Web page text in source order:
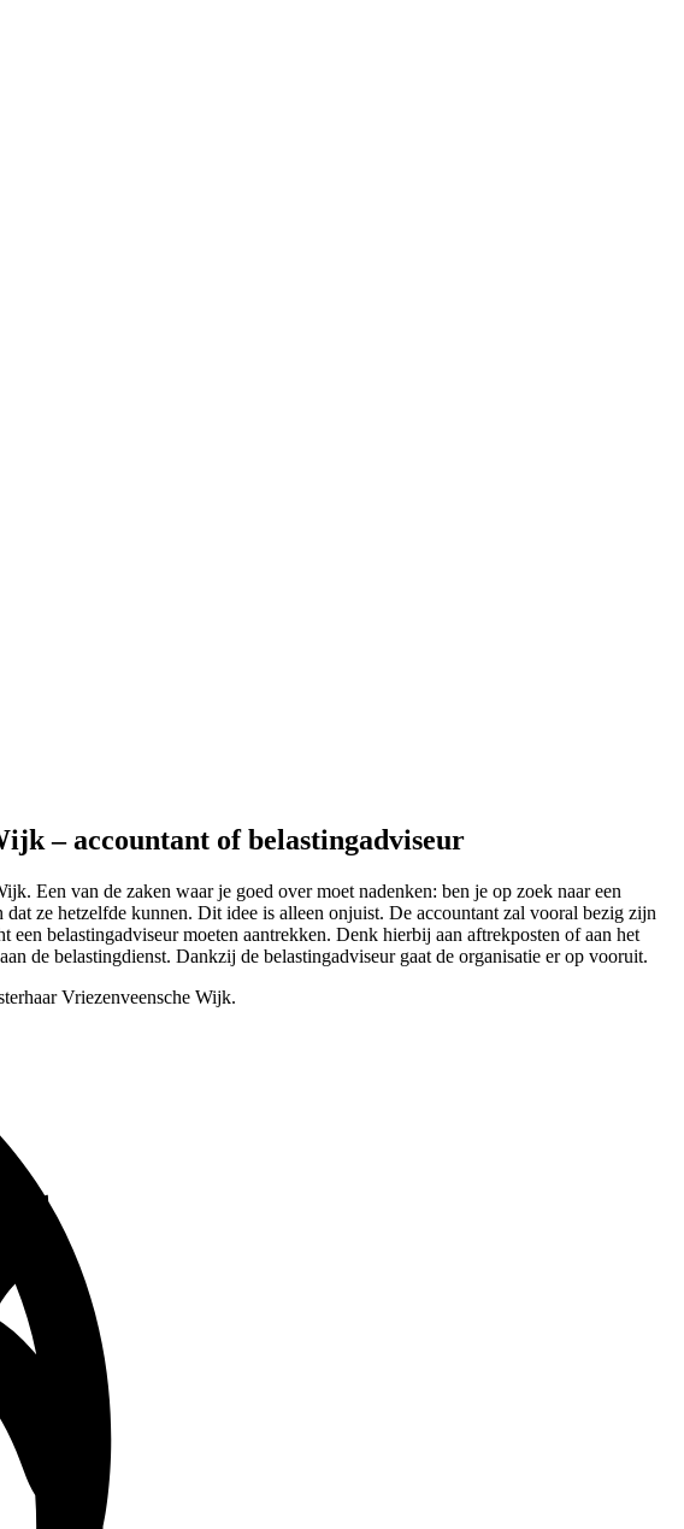
– accountant of belastingadviseur
Een van de zaken waar je goed over moet nadenken: ben je op zoek naar een
ze hetzelfde kunnen. Dit idee is alleen onjuist. De accountant zal vooral bezig zijn
belastingadviseur moeten aantrekken. Denk hierbij aan aftrekposten of aan het
de belastingdienst. Dankzij de belastingadviseur gaat de organisatie er op vooruit.
Vriezenveensche Wijk.